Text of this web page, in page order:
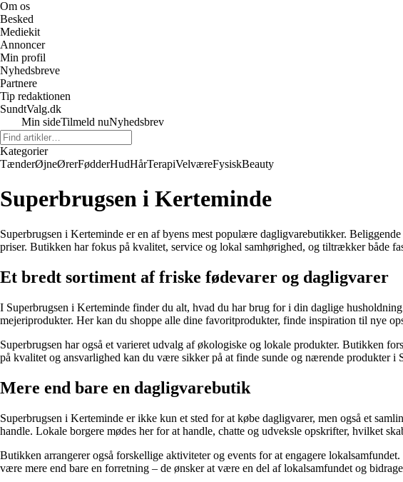
Om os
Besked
Mediekit
Annoncer
Min profil
Nyhedsbreve
Partnere
Tip redaktionen
SundtValg.dk
Min sideTilmeld nuNyhedsbrev
Kategorier
TænderØjneØrerFødderHudHårTerapiVelværeFysiskBeauty
Superbrugsen i Kerteminde
Superbrugsen i Kerteminde er en af byens mest populære dagligvarebutikker.
priser. Butikken har fokus på kvalitet, service og lokal samhørighed, og tiltrækker både
Et bredt sortiment af friske fødevarer og dagligvarer
I Superbrugsen i Kerteminde finder du alt, hvad du har brug for i din daglige
mejeriprodukter. Her kan du shoppe alle dine favoritprodukter, finde inspiration til nye
Superbrugsen har også et varieret udvalg af økologiske og lokale produkter. Butikken
på kvalitet og ansvarlighed kan du være sikker på at finde sunde og nærende produkter i
Mere end bare en dagligvarebutik
Superbrugsen i Kerteminde er ikke kun et sted for at købe dagligvarer, men også et
handle. Lokale borgere mødes her for at handle, chatte og udveksle opskrifter, hvilket
Butikken arrangerer også forskellige aktiviteter og events for at engagere
være mere end bare en forretning – de ønsker at være en del af lokalsamfundet og